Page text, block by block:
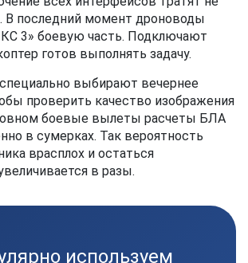
В последний момент дроноводы
3» боевую часть. Подключают
готов выполнять задачу.
выбирают вечернее
проверить качество изображения
боевые вылеты расчеты БЛА
в сумерках. Так вероятность
врасплох и остаться
в разы.
используем